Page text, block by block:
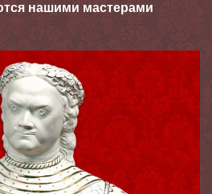
нашими мастерами